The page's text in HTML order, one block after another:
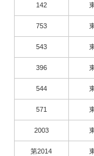
142
753
543
396
544
571
2003
第2014